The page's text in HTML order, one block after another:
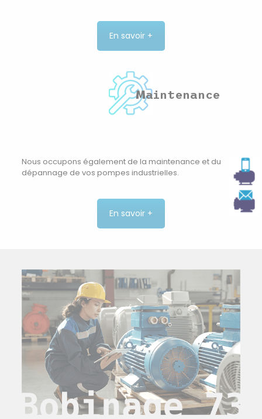
En savoir +
Maintenance
Nous occupons également de la maintenance et du
dépannage de vos pompes industrielles.
En savoir +
Appel